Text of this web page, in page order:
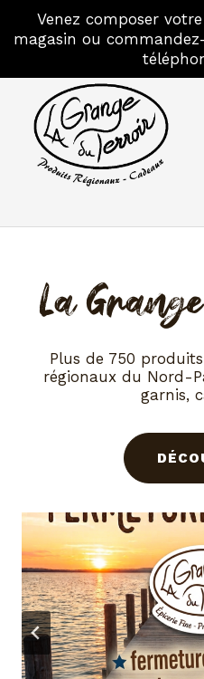
Venez composer
magasin ou
au
contenu
La
Plus de 750
régionaux du Nord-
garnis,